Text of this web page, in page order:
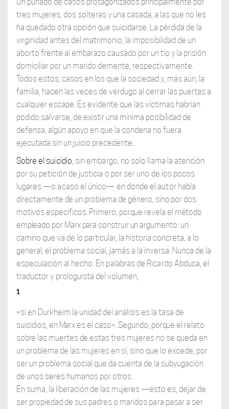
tres mujeres, dos solteras y una casada, a las que no les
ha quedado otra opción que suicidarse. La pérdida de la
virginidad antes del matrimonio, la imposibilidad de un
aborto frente al embarazo causado por un tío y la prisión
domiciliar por un marido demente, respectivamente.
Todos estos, casos en los que la sociedad y, más aún, la
familia, hacen las veces de verdugo al cerrar las puertas a
cualquier escape. Es evidente que las víctimas habrían
podido salvarse, de existir una mínima posibilidad de
defensa, algún apoyo en que la condena no fuera
ejecutada sin un juicio precedente.
Sobreel suicidio, sin embargo, no solo llama la atención
por su petición de justicia o por ser uno de los pocos
lugares —o acaso el único— en donde el autor habla
directamente de un problema de género, sino por dos
motivos específicos. Primero, porque revela el método
empleado por Marx para construir un argumento: un
camino que va de lo particular, la historia concreta, a lo
general, el problema social, jamás a la inversa. Nunca de la
especulación al hecho. En palabras de Ricardo Abduca, el
traductor y prologuista del volumen,
1
«si en Durkheim la unidad del análisis es la tasa de
suicidios, en Marx es el caso». Segundo, porque el relato
sobre las muertes de estas tres mujeres no se queda en
un problema de las mujeres en sí, sino que lo excede, por
ser un problema social que da cuenta de la subyugación
de unos seres humanos por otros.
En suma, la liberación de las mujeres —esto es, dejar de
ser propiedad de sus padres o maridos para pasar a ser